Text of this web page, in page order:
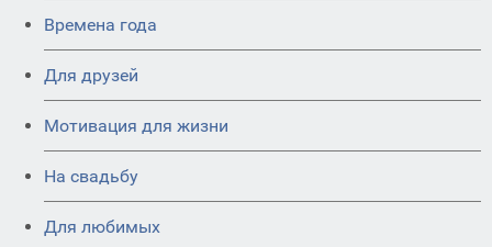
Времена года
Для друзей
Мотивация для жизни
На свадьбу
Для любимых